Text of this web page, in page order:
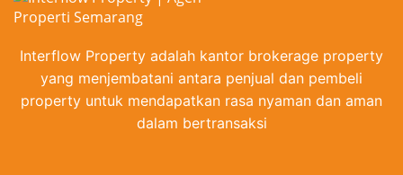
Interflow Property adalah kantor brokerage property
yang menjembatani antara penjual dan pembeli
property untuk mendapatkan rasa nyaman dan aman
dalam bertransaksi